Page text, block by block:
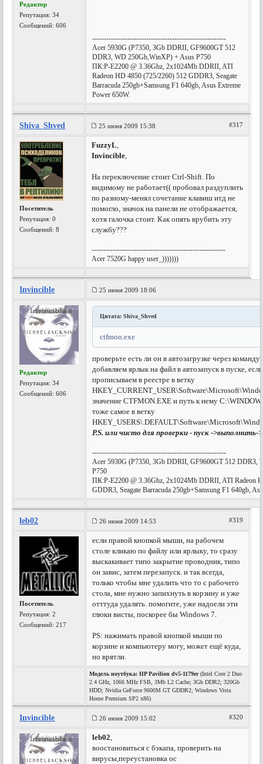
Редактор
Репутация:34
Сообщений: 606
---------------------------------------------------------
Acer 5930G (P7350, 3Gb DDRII, GF9600GT 512
DDR3, WD 250Gb,WinXP) + Asus P750
ПК:P-E2200 @ 3.36Ghz, 2х1024Mb DDRII, ATI
Radeon HD 4850 (725/2260) 512 GDDR3, Seagate
Barracuda 250gb+Samsung F1 640gb, Asus Extreme
Power 650W.
Shiva_Shved 25 июня 2009 15:38 #317
Посетитель
Репутация:0
Сообщений: 8
FuzzyL,
Invincible,
На переключение стоит Сtrl-Shift. По
видимому не работает(( пробовал раздуплить
по разному-менял сочетание клавиш итд не
помогло, значок на панели не отображается,
хотя галочка стоит. Как опять врубить эту
службу???
---------------------------------------------------------
Acer 7520G happy user_)))))))
Invincible 25 июня 2009 18:06
Редактор
Репутация:34
Сообщений: 606
Цитата: Shiva_Shved
ctfmon.exe
проверьте есть ли он в автозагрузке через
добавляем ярлык на файл в автозапуск в пуске,
прописываем в реестре в ветку
значение CTFMON.EXE и путь к нему
тоже самое в ветку
P.S. или чисто для проверки - пуск ->выполнить-
---------------------------------------------------------
Acer 5930G (P7350, 3Gb DDRII, GF9600GT 512 DDR3,
P750
ПК:P-E2200 @ 3.36Ghz, 2х1024Mb DDRII, ATI Radeon
GDDR3, Seagate Barracuda 250gb+Samsung F1 640gb,
leb02 26 июня 2009 14:53 #319
Посетитель
Репутация:2
Сообщений: 217
если правой кнопкой мыши, на рабочем
столе кликаю по файлу или ярлыку, то сразу
выскакивает типо закрытие проводник, типо
он завис, затем перезапуск. и так всегда,
только чтобы мне удалить что то с рабочего
стола, мне нужно запихнуть в корзину и уже
отттуда удалять. помогите, уже надоели эти
глюки висты, поскорее бы Windows 7.
PS: нажимать правой кнопкой мыши по
корзине и компьютеру могу, может ещё куда,
но врятли.
Модель ноутбука: HP Pavilion dv5-1179er(Intel Core 2 Duo
2.4 GHz, 1066 MHz FSB, 3Mb L2 Cache; 3Gb DDR2; 320Gb
HDD; Nvidia GeForce 9600M GT GDDR2; Windows Vista
Home Premium SP2 x86)
Invincible 26 июня 2009 15:02 #320
leb02,
воостановиться с бэкапа, проверить на
вирусы,переустановка ос